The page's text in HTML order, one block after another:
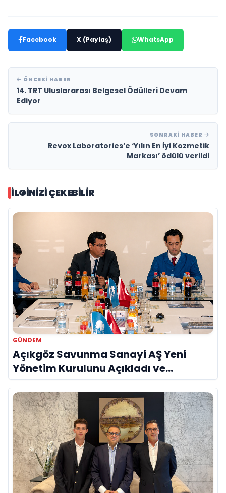
Facebook X (Paylaş) WhatsApp
ÖNCEKI HABER
14. TRT Uluslararası Belgesel Ödülleri Devam
Ediyor
SONRAKI HABER
Revox Laboratories’e ‘Yılın En İyi Kozmetik
Markası’ ödülü verildi
İLGINIZI ÇEKEBILIR
GÜNDEM
Açıkgöz Savunma Sanayi AŞ Yeni
Yönetim Kurulunu Açıkladı ve
Savunma Sanayinde Küresel Vizyon
Vurgusu